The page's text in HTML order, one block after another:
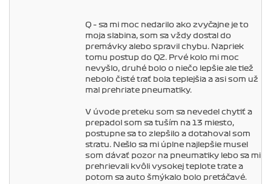
Q – sa mi moc nedarilo ako zvyčajne je to
moja slabina, som sa vždy dostal do
premávky alebo spravil chybu. Napriek
tomu postup do Q2. Prvé kolo mi moc
nevyšlo, druhé bolo o niečo lepšie ale tiež
nebolo čisté trať bola teplejšia a asi som už
mal prehriate pneumatiky.
V úvode preteku som sa nevedel chytiť a
prepadol som sa tuším na 13 miesto,
postupne sa to zlepšilo a doťahoval som
stratu. Nešlo sa mi úplne najlepšie musel
som dávať pozor na pneumatiky lebo sa mi
prehrievali kvôli vysokej teplote trate a
potom sa auto šmýkalo bolo pretáčavé.